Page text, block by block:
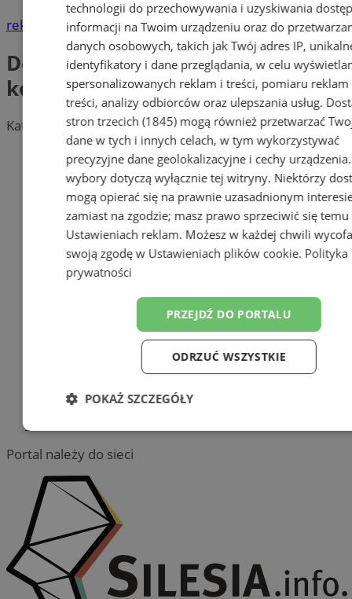
reklama
Dewocjonalia, akcesoria
komunijne
Kategoria nie zawiera żadnych prezentacji firm.
Dodaj firmę
Pozostałe firmy w kategorii
reklama
Meble na wymiar
Jak wyrobić książeczkę
sanepidowską?
Części samochodowe do -70%
Tworzenie stron internetowych -
reklama
reklama
Portal należy do sieci
technologii do przechowywania i uzyskiwania
informacji na Twoim urządzeniu oraz do
danych osobowych, takich jak Twój adres IP,
identyfikatory i dane przeglądania, w celu
spersonalizowanych reklam i treści, pomiaru reklam
treści, analizy odbiorców oraz ulepszania usług.
stron trzecich (1845)mogą również przetwarzać
dane w tych i innych celach, w tym wykorzystywać
precyzyjne dane geolokalizacyjne i cechy
wybory dotyczą wyłącznie tej witryny. Niektórzy
mogą opierać się na prawnie uzasadnionym
zamiast na zgodzie; masz prawo sprzeciwić się temu
Ustawieniach reklam. Możesz w każdej chwili
swoją zgodę w Ustawieniach plików cookie. Polityka
prywatności
PRZEJDŹ DO PORTALU
ODRZUĆ WSZYSTKIE
POKAŻ SZCZEGÓŁY
Niezbędne Wydajność
Funkcjonalność